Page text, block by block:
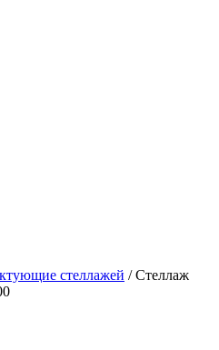
стеллажей /Стеллаж